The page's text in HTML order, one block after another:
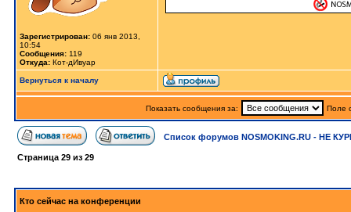
Зарегистрирован: 06 янв 2013,
10:54
Сообщения: 119
Откуда: Кот-дИвуар
Вернуться к началу
Показать сообщения за: Поле
Список форумов NOSMOKING.RU - НЕ
Страница 29 из 29
Кто сейчас на конференции